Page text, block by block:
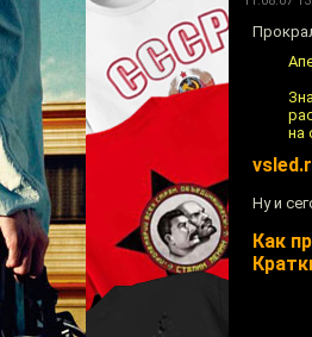
на
Ну и
Как